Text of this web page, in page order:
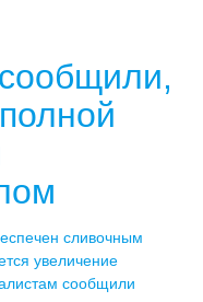
сливочным
увеличение
сообщили